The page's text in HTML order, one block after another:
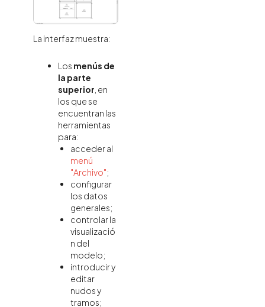
La interfaz muestra:
Los menús de
la parte
superior , en
los que se
encuentran las
herramientas
para:
acceder al
menú
"Archivo";
configurar
los datos
generales;
controlar la
visualizació
n del
modelo;
introducir y
editar
nudos y
tramos;